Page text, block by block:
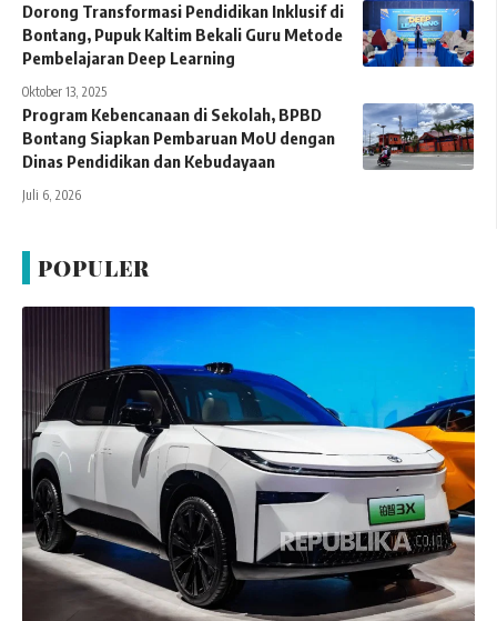
Dorong Transformasi Pendidikan Inklusif di
Bontang, Pupuk Kaltim Bekali Guru Metode
Pembelajaran Deep Learning
Oktober 13, 2025
Program Kebencanaan di Sekolah, BPBD
Bontang Siapkan Pembaruan MoU dengan
Dinas Pendidikan dan Kebudayaan
Juli 6, 2026
POPULER